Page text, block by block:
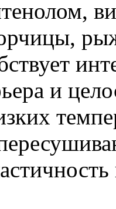
и